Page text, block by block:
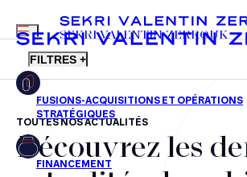
FR EN
MENU
SEKRI VALENTIN ZERROUK
FILTRES +
Fusions-acquisitions et opérations
TOUTES NOS ACTUALITÉS
Découvrez les